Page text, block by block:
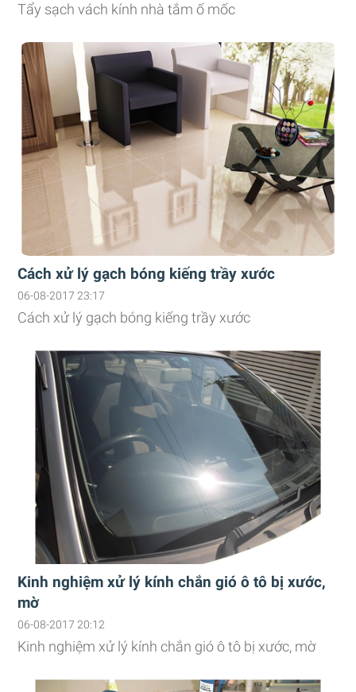
Tẩy sạch vách kính nhà tắm ố mốc
Cách xử lý gạch bóng kiếng trầy xước
06-08-2017 23:17
Cách xử lý gạch bóng kiếng trầy xước
Kinh nghiệm xử lý kính chắn gió ô tô bị xước,
mờ
06-08-2017 20:12
Kinh nghiệm xử lý kính chắn gió ô tô bị xước, mờ